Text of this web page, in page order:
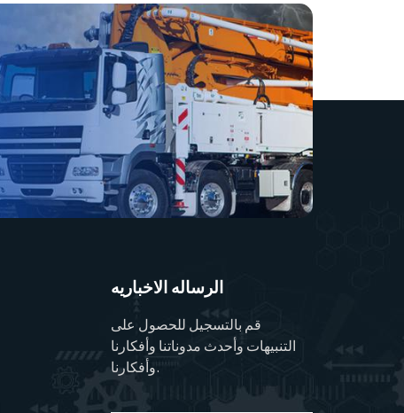
الرساله الاخباريه
قم بالتسجيل للحصول على
التنبيهات وأحدث مدوناتنا وأفكارنا
وأفكارنا.